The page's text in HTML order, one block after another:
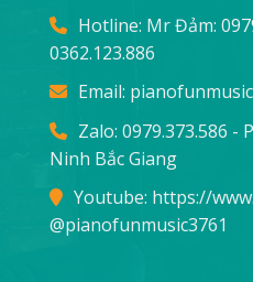
Hotline: Mr Đảm:
0362.123.886
Email:
Zalo: 0979.373.586 -
Ninh Bắc Giang
Youtube: https://
@pianofunmusic3761